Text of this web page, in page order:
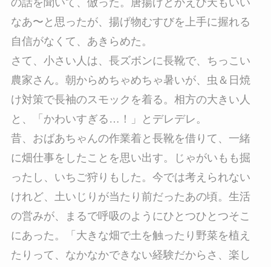
なあ〜と思ったが、揚げ物むすびを上手に握れる
自信がなくて、あきらめた。
さて、小さい人は、長ズボンに長靴で、ちっこい
農家さん。朝からめちゃめちゃ暑いが、虫＆日焼
け対策で長袖のスモックを着る。相方の大きい人
と、「かわいすぎる…！」とデレデレ。
昔、おばあちゃんの作業着と長靴を借りて、一緒
に畑仕事をしたことを思い出す。じゃがいもも掘
ったし、いちご狩りもした。今では考えられない
けれど、土いじりが当たり前だったあの頃。生活
の営みが、まるで呼吸のようにひとつひとつそこ
にあった。「大きな畑で土を触ったり野菜を植え
たりって、なかなかできない経験だからさ、楽し